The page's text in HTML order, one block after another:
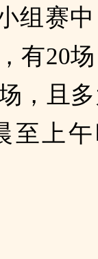
组赛中
有20场
，且
至上午